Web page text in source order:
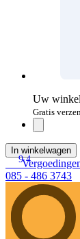
Uw
Gratis
In winkelwagen
9.4
085 - 486 3743